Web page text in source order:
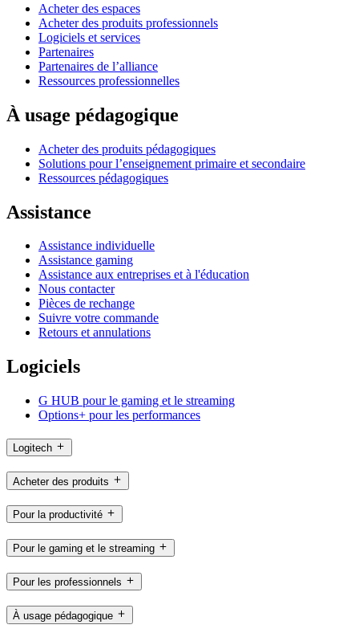
Acheter des espaces
Acheter des produits professionnels
Logiciels et services
Partenaires
Partenaires de l’alliance
Ressources professionnelles
À usage pédagogique
Acheter des produits pédagogiques
Solutions pour l’enseignement primaire et secondaire
Ressources pédagogiques
Assistance
Assistance individuelle
Assistance gaming
Assistance aux entreprises et à l'éducation
Nous contacter
Pièces de rechange
Suivre votre commande
Retours et annulations
Logiciels
G HUB pour le gaming et le streaming
Options+ pour les performances
Logitech
Acheter des produits
Pour la productivité
Pour le gaming et le streaming
Pour les professionnels
À usage pédagogique